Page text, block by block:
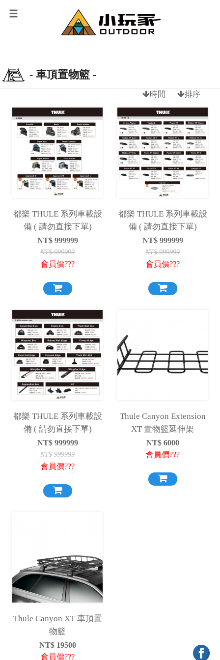
- 車頂置物籃 -
時間 排序
都樂 THULE 系列車載設
備 ( 請勿直接下單)
NT$ 999999
NT$999999
會員價???
都樂 THULE 系列車載設
備 ( 請勿直接下單)
NT$ 999999
NT$999999
會員價???
都樂 THULE 系列車載設
備 ( 請勿直接下單)
NT$ 999999
NT$999999
會員價???
Thule Canyon Extension
XT 置物籃延伸架
NT$ 6000
會員價???
Thule Canyon XT 車頂置
物籃
NT$ 19500
會員價???